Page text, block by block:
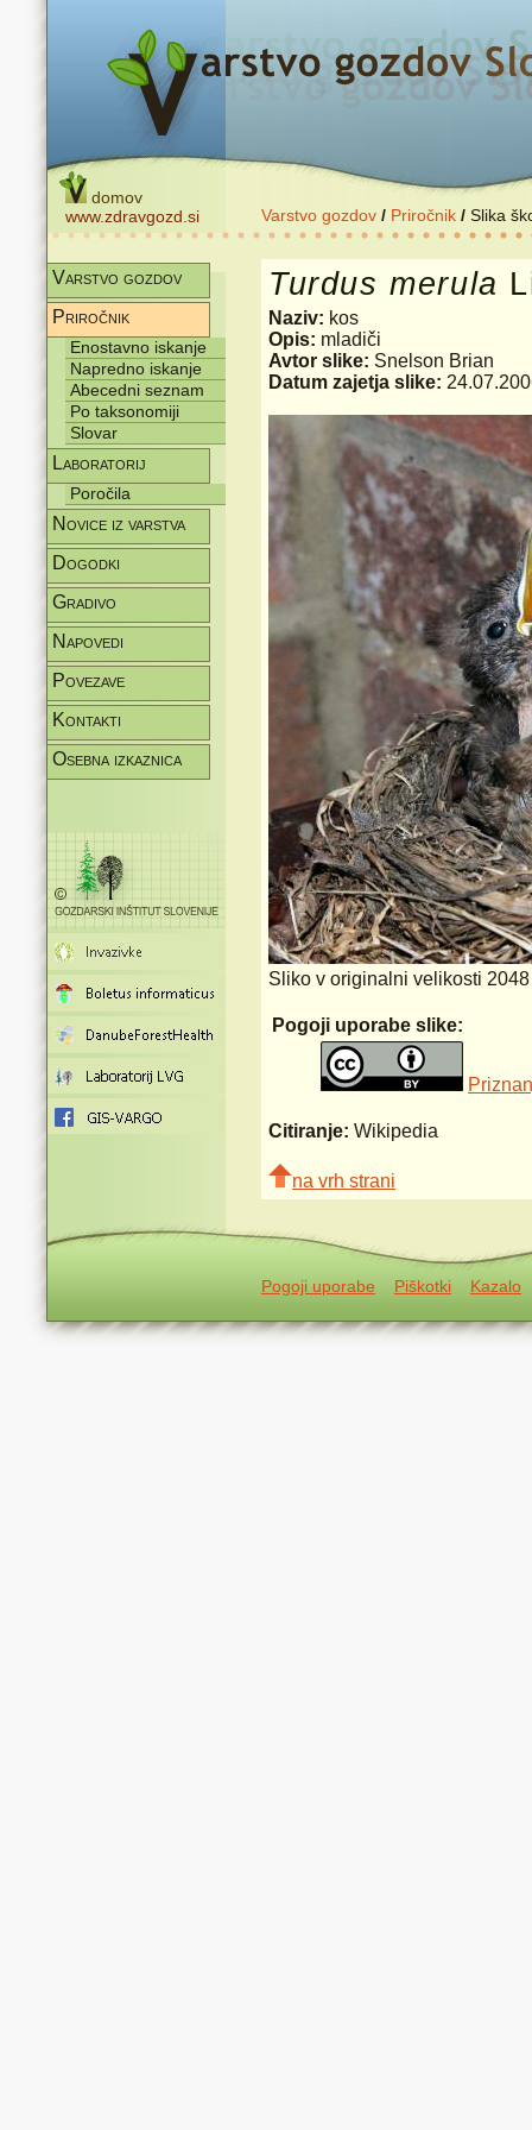
domov
www.zdravgozd.si
Varstvo gozdov / Priročnik / Slika
Varstvo gozdov
Priročnik
Enostavno iskanje
Napredno iskanje
Abecedni seznam
Po taksonomiji
Slovar
Laboratorij
Poročila
Novice iz varstva
Dogodki
Gradivo
Napovedi
Povezave
Kontakti
Osebna izkaznica
Turdus merula
Naziv: kos
Opis: mladiči
Avtor slike: Snelson Brian
Datum zajetja slike:
Sliko v originalni velikosti
Pogoji uporabe slike:
Citiranje: Wikipedia
na vrh strani
Pogoji uporabe Piškotki Kazalo